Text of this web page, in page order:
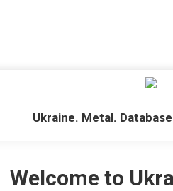
Ukraine. Metal. Database
Welcome to